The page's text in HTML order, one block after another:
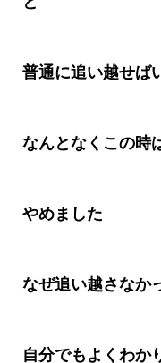
普通に追い越せば
なんとなくこの時
やめました
なぜ追い越さなか
自分でもよくわか